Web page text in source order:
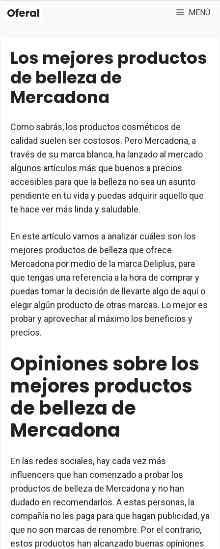
Saltar
MENÚ
Los mejores productos
de belleza de
Mercadona
Como sabrás, los productos cosméticos de
calidad suelen ser costosos. Pero Mercadona, a
través de su marca blanca, ha lanzado al mercado
algunos artículos más que buenos a precios
accesibles para que la belleza no sea un asunto
pendiente en tu vida y puedas adquirir aquello que
te hace ver más linda y saludable.
En este artículo vamos a analizar cuáles son los
mejores productos de belleza que ofrece
Mercadona por medio de la marca Deliplus, para
que tengas una referencia a la hora de comprar y
puedas tomar la decisión de llevarte algo de aquí o
elegir algún producto de otras marcas. Lo mejor es
probar y aprovechar al máximo los beneficios y
precios.
Opiniones sobre los
mejores productos
de belleza de
Mercadona
En las redes sociales, hay cada vez más
influencers que han comenzado a probar los
productos de belleza de Mercadona y no han
dudado en recomendarlos. A estas personas, la
compañía no les paga para que hagan publicidad, ya
que no son marcas de renombre. Por el contrario,
estos productos han alcanzado buenas opiniones